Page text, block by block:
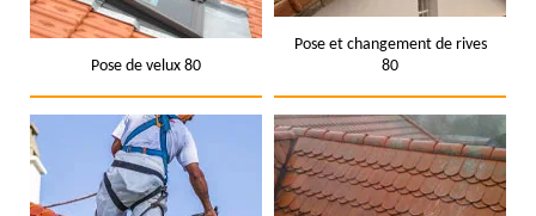
Pose de velux 80
Pose et changement de rives
80